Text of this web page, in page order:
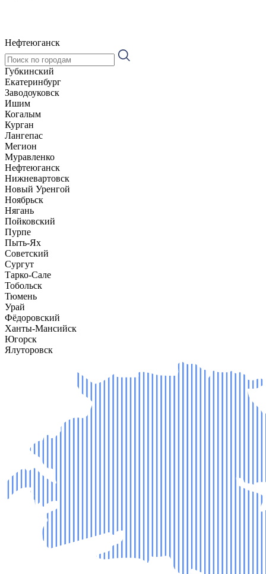
Нефтеюганск
Губкинский
Екатеринбург
Заводоуковск
Ишим
Когалым
Курган
Лангепас
Мегион
Муравленко
Нефтеюганск
Нижневартовск
Новый Уренгой
Ноябрьск
Нягань
Пойковский
Пурпе
Пыть-Ях
Советский
Сургут
Тарко-Сале
Тобольск
Тюмень
Урай
Фёдоровский
Ханты-Мансийск
Югорск
Ялуторовск